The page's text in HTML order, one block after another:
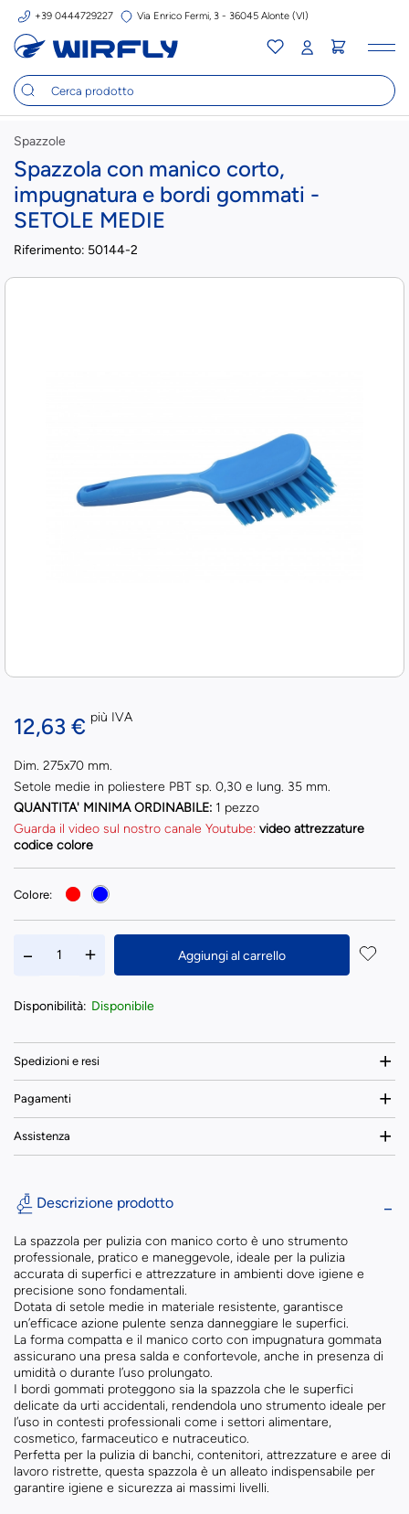
+39 0444729227 Via Enrico Fermi, 3 - 36045 Alonte (VI)
Spazzole
Spazzola con manico corto,
impugnatura e bordi gommati -
SETOLE MEDIE
Riferimento: 50144-2
12,63 € più IVA
Dim. 275x70 mm.
Setole medie in poliestere PBT sp. 0,30 e lung. 35 mm.
QUANTITA' MINIMA ORDINABILE: 1 pezzo
Guarda il video sul nostro canale Youtube: video attrezzature
codice colore
Colore:
Aggiungi al carrello
Disponibilità: Disponibile
Spedizioni e resi
Pagamenti
Assistenza
Descrizione prodotto
La spazzola per pulizia con manico corto è uno strumento
professionale, pratico e maneggevole, ideale per la pulizia
accurata di superfici e attrezzature in ambienti dove igiene e
precisione sono fondamentali.
Dotata di setole medie in materiale resistente, garantisce
un’efficace azione pulente senza danneggiare le superfici.
La forma compatta e il manico corto con impugnatura gommata
assicurano una presa salda e confortevole, anche in presenza di
umidità o durante l’uso prolungato.
I bordi gommati proteggono sia la spazzola che le superfici
delicate da urti accidentali, rendendola uno strumento ideale per
l’uso in contesti professionali come i settori alimentare,
cosmetico, farmaceutico e nutraceutico.
Perfetta per la pulizia di banchi, contenitori, attrezzature e aree di
lavoro ristrette, questa spazzola è un alleato indispensabile per
garantire igiene e sicurezza ai massimi livelli.